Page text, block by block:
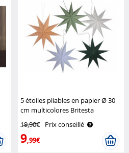
5 étoiles pliables en papier Ø 30
cm multicolores Britesta
19,90€ Prix conseillé
9,99€